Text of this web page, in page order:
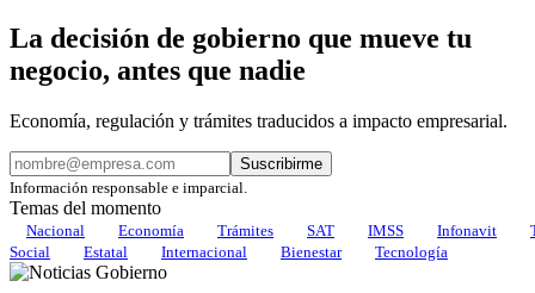
La decisión de gobierno que mueve tu
negocio, antes que nadie
Economía, regulación y trámites traducidos a impacto empresarial.
Suscribirme
Información responsable e imparcial.
Temas del momento
Nacional Economía Trámites SAT IMSS Infonavit
Social
Estatal Internacional Bienestar Tecnología